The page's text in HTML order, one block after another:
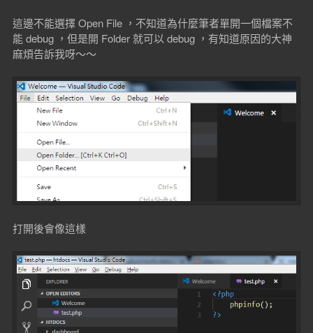
這邊不能選擇 Open File ，不知道為什麼筆者單開一個檔案不
能 debug ，但是開 Folder 就可以 debug ，有知道原因的大神
麻煩告訴我呀～～
打開後會像這樣